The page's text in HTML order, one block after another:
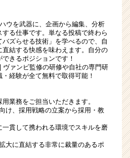
ウを武器に、企画から編集、分析
る仕事です。単なる投稿で終わら
ズらせる技術」を学べるので、自
結する快感を味わえます。自分の
きるポジションです！
ァンビ監修の研修や自社の専門研
経験が全て無料で取得可能！
業務をご担当いただきます。
け、採用戦略の立案から採用・教
貫して携われる環境でスキルを磨
大に直結する非常に裁量のあるポ